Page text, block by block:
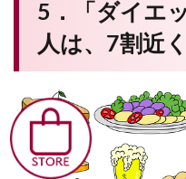
5．「ダイエ
人は、7割近